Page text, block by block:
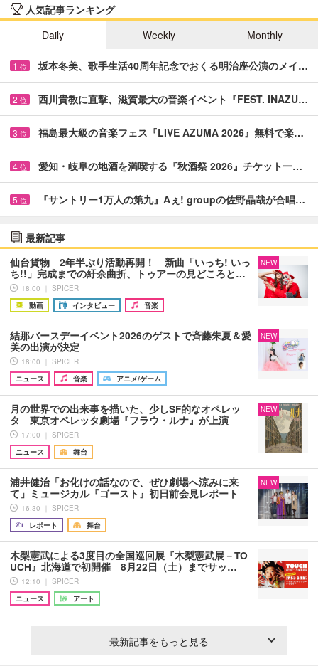
人気記事ランキング
Daily
Weekly Monthly
1 位 坂本冬美、歌手生活40周年記念でおくる明治座公演のメイ…
2 位 西川貴教に直撃、滋賀最大の音楽イベント『FEST. INAZU…
3 位 福島最大級の音楽フェス『LIVE AZUMA 2026』無料で楽…
4 位 愛知・岐阜の地酒を満喫する『秋酒祭 2026』チケット一…
5 位 『サントリー1万人の第九』Aぇ! groupの佐野晶哉が合唱…
最新記事
仙台貨物 2年半ぶり活動再開！ 新曲「いっち! いっ
ち!!」完成までの紆余曲折、トゥアーの見どころと…
18:00 ｜ SPICER
動画
インタビュー 音楽
NEW
結那バースデーイベント2026のゲストで斉藤朱夏＆愛
美の出演が決定
18:00 ｜ SPICER
ニュース
音楽 アニメ/ゲーム
NEW
月の世界での出来事を描いた、少しSF的なオペレッ
タ 東京オペレッタ劇場『フラウ・ルナ』が上演
17:00 ｜ SPICER
ニュース
舞台
NEW
浦井健治「お化けの話なので、ぜひ劇場へ涼みに来
て」ミュージカル『ゴースト』初日前会見レポート
16:30 ｜ SPICER
レポート
舞台
NEW
木梨憲武による3度目の全国巡回展『木梨憲武展－TO
UCH』北海道で初開催 8月22日（土）までサッ…
12:10 ｜ SPICER
ニュース
アート
最新記事をもっと見る